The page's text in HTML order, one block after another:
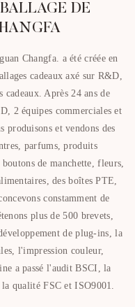
DE
Changfa. a été créée en
cadeaux axé sur R&D,
Après 24 ans de
2 équipes commerciales et
produisons et vendons des
parfums, produits
de manchette, fleurs,
des boîtes PTE,
constamment de
plus de 500 brevets,
de plug-ins, la
l'impression couleur,
a passé l'audit BSCI, la
qualité FSC et ISO9001.